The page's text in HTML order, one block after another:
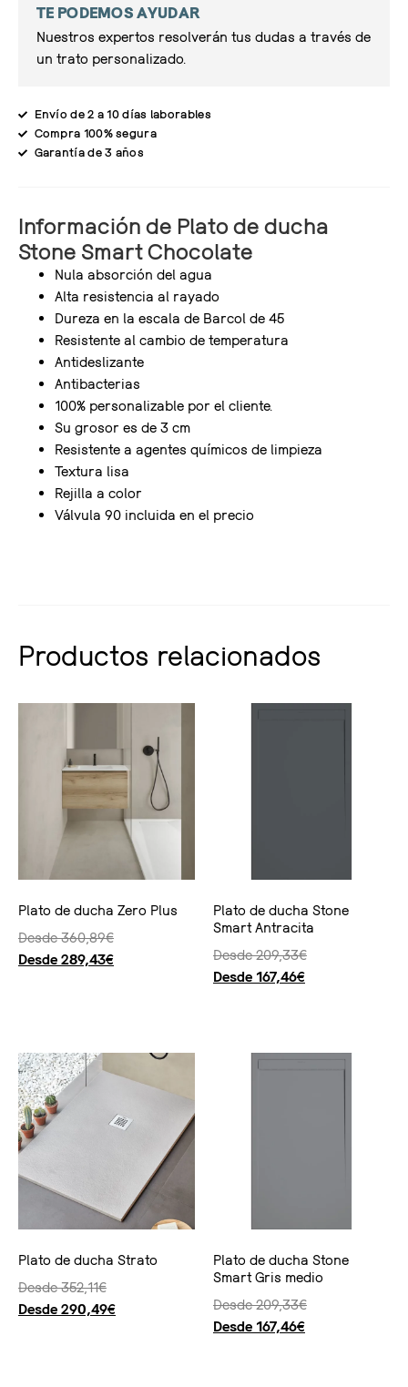
TE PODEMOS AYUDAR
Nuestros expertos resolverán tus dudas a través de
un trato personalizado.
Envío de 2 a 10 días laborables
Compra 100% segura
Garantía de 3 años
Información de Plato de ducha
Stone Smart Chocolate
Nula absorción del agua
Alta resistencia al rayado
Dureza en la escala de Barcol de 45
Resistente al cambio de temperatura
Antideslizante
Antibacterias
100% personalizable por el cliente.
Su grosor es de 3 cm
Resistente a agentes químicos de limpieza
Textura lisa
Rejilla a color
Válvula 90 incluida en el precio
Productos relacionados
Plato de ducha Zero Plus
Desde360,89€
Desde 289,43€
Plato de ducha Stone
Smart Antracita
Desde209,33€
Desde 167,46€
Plato de ducha Strato
Desde352,11€
Desde 290,49€
Plato de ducha Stone
Smart Gris medio
Desde209,33€
Desde 167,46€